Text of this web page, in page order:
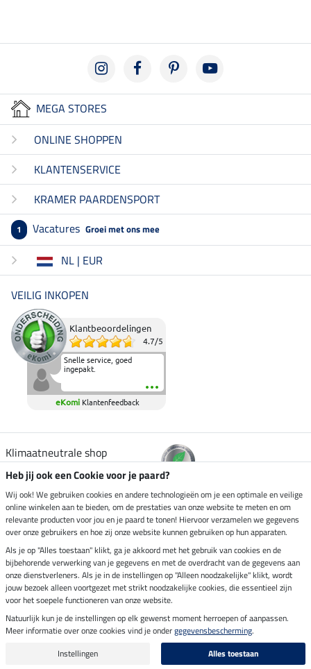
MEGA STORES
ONLINE SHOPPEN
KLANTENSERVICE
KRAMER PAARDENSPORT
1 Vacatures Groei met ons mee
NL | EUR
VEILIG INKOPEN
Klantbeoordelingen
4.7/5
Snelle service, goed
ingepakt.
eKomi Klantenfeedback
Klimaatneutrale shop
Verzending per
Veilig betalen met
Impressum
Laatste update op 09.08.2026 om 07:13 uur
Alle prijzen in euro's, incl. BTW, excl. verzendkosten.
Heb jij ook een Cookie voor je paard?
Wij ook! We gebruiken cookies en andere technologieën om je een optimale en veilige
online winkelen aan te bieden, om de prestaties van onze website te meten en om
relevante producten voor jou en je paard te tonen! Hiervoor verzamelen we gegevens
over onze gebruikers en hoe zij onze website kunnen gebruiken op hun apparaten.
Als je op "Alles toestaan" klikt, ga je akkoord met het gebruik van cookies en de
bijbehorende verwerking van je gegevens en met de overdracht van de gegevens aan
onze dienstverleners. Als je in de instellingen op "Alleen noodzakelijke" klikt, wordt
jouw bezoek alleen voortgezet met strikt noodzakelijke cookies, die essentieel zijn
voor het soepele functioneren van onze website.
Natuurlijk kun je de instellingen op elk gewenst moment herroepen of aanpassen.
Meer informatie over onze cookies vind je ondergegevensbescherming.
Instellingen
Alles toestaan